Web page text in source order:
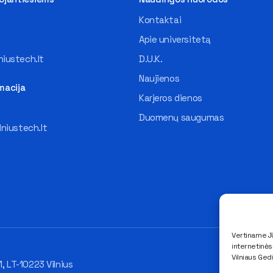
Vertiname
Vilniaus
Kontaktai
Apie universitetą
D.U.K.
Naujienos
Karjeros dienos
Duomenų saugumas
LT-10223 Vilnius